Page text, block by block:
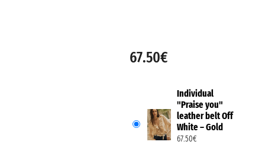
67.50€
Individual
"Praise you"
leather belt Off
White – Gold
67.50€